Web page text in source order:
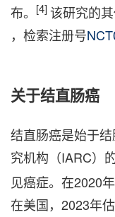
布。 [4]该研究的
，检索注册号
关于结直肠癌
结直肠癌是始于
究机构（IARC）
见癌症。在2020
在美国，2023年